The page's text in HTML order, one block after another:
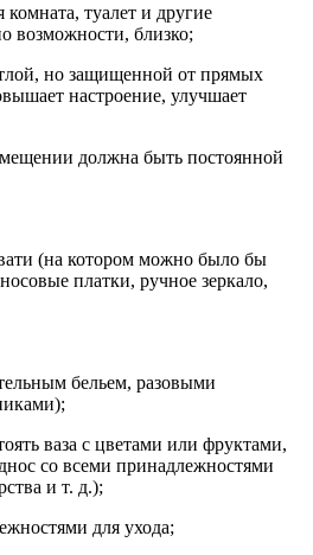
туалет и другие
возможности, близко;
но защищенной от прямых
настроение, улучшает
должна быть постоянной
(на котором можно было бы
платки, ручное зеркало,
бельем, разовыми
ваза с цветами или фруктами,
со всеми принадлежностями
и т. д.);
для ухода;